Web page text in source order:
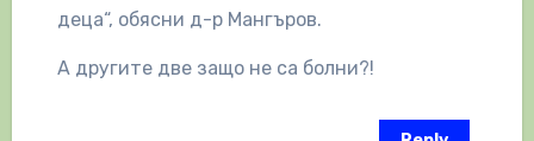
деца“, обясни д-р Мангъров.
А другите две защо не са болни?!